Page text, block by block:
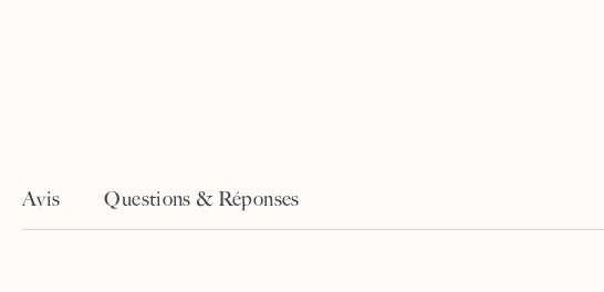
Avis Questions & Réponses